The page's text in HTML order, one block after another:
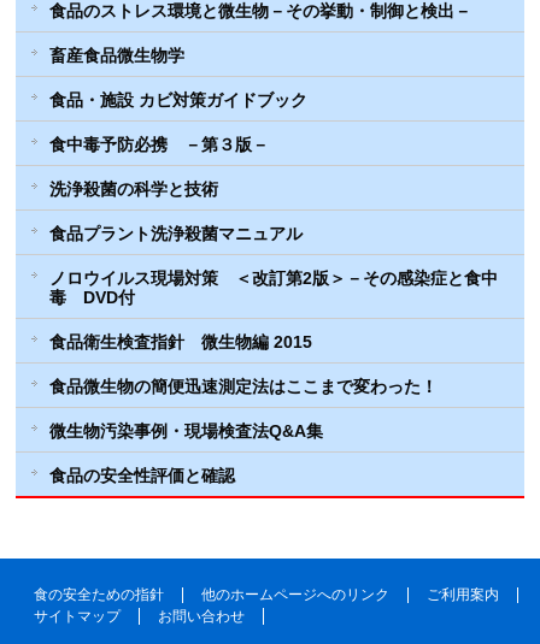
食品のストレス環境と微生物－その挙動・制御と検出－
畜産食品微生物学
食品・施設 カビ対策ガイドブック
食中毒予防必携 －第３版－
洗浄殺菌の科学と技術
食品プラント洗浄殺菌マニュアル
ノロウイルス現場対策 ＜改訂第2版＞－その感染症と食中
毒 DVD付
食品衛生検査指針 微生物編 2015
食品微生物の簡便迅速測定法はここまで変わった！
微生物汚染事例・現場検査法Q&A集
食品の安全性評価と確認
食の安全ための指針 他のホームページへのリンク
ご利用案内
サイトマップ
お問い合わせ